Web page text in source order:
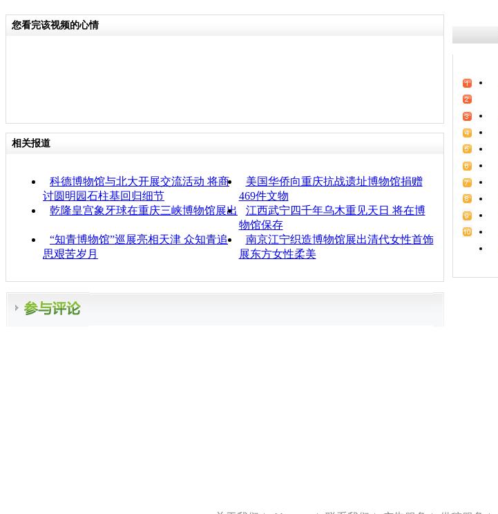
您看完该视频的心情
相关报道
科德博物馆与北大开展交流活动 将商
讨圆明园石柱基回归细节
美国华侨向重庆抗战遗址博物馆捐赠
469件文物
乾隆皇宫象牙球在重庆三峡博物馆展出
江西武宁四千年乌木重见天日 将在博
物馆保存
“知青博物馆”巡展亮相天津 众知青追
思艰苦岁月
南京江宁织造博物馆展出清代女性首饰
展东方女性柔美